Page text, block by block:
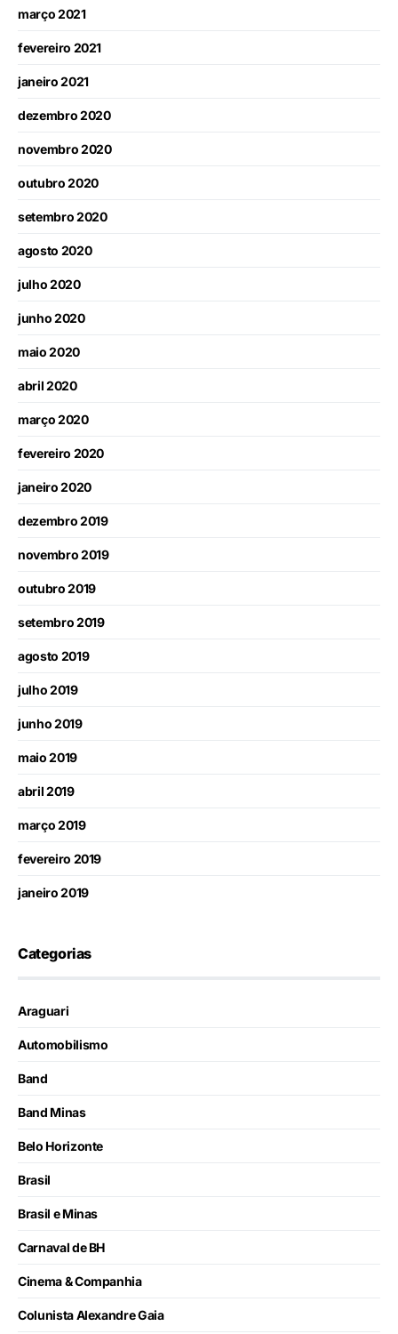
março 2021
fevereiro 2021
janeiro 2021
dezembro 2020
novembro 2020
outubro 2020
setembro 2020
agosto 2020
julho 2020
junho 2020
maio 2020
abril 2020
março 2020
fevereiro 2020
janeiro 2020
dezembro 2019
novembro 2019
outubro 2019
setembro 2019
agosto 2019
julho 2019
junho 2019
maio 2019
abril 2019
março 2019
fevereiro 2019
janeiro 2019
Categorias
Araguari
Automobilismo
Band
Band Minas
Belo Horizonte
Brasil
Brasil e Minas
Carnaval de BH
Cinema & Companhia
Colunista Alexandre Gaia